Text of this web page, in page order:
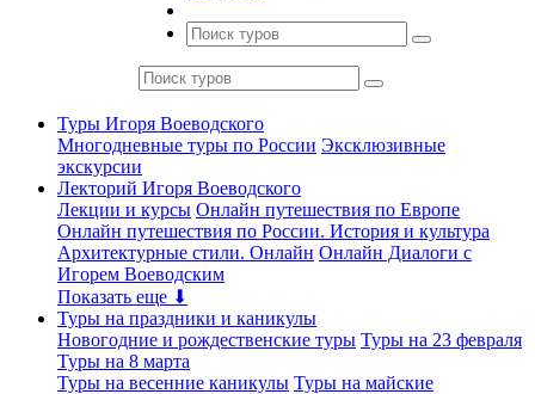
Туры Игоря Воеводского
Многодневные туры по России Эксклюзивные
экскурсии
Лекторий Игоря Воеводского
Лекции и курсы Онлайн путешествия по Европе
Онлайн путешествия по России. История и культура
Архитектурные стили. Онлайн Онлайн Диалоги с
Игорем Воеводским
Показать еще ⬇
Туры на праздники и каникулы
Новогодние и рождественские туры Туры на 23 февраля
Туры на 8 марта
Туры на весенние каникулы Туры на майские